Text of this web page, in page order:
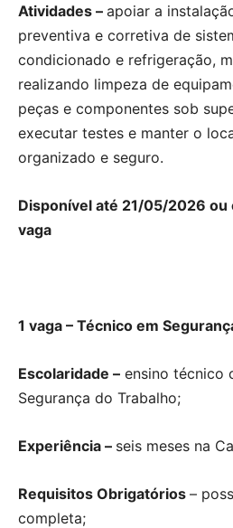
Atividades – apoiar a
preventiva e corretiva de
condicionado e refrigeração,
realizando limpeza de
peças e componentes sob
executar testes e manter o
organizado e seguro.
Disponível até 21/05/2026
vaga
1 vaga – Técnico em
Escolaridade – ensino técnico
Segurança do Trabalho;
Experiência – seis meses na
Requisitos Obrigatórios –
completa;